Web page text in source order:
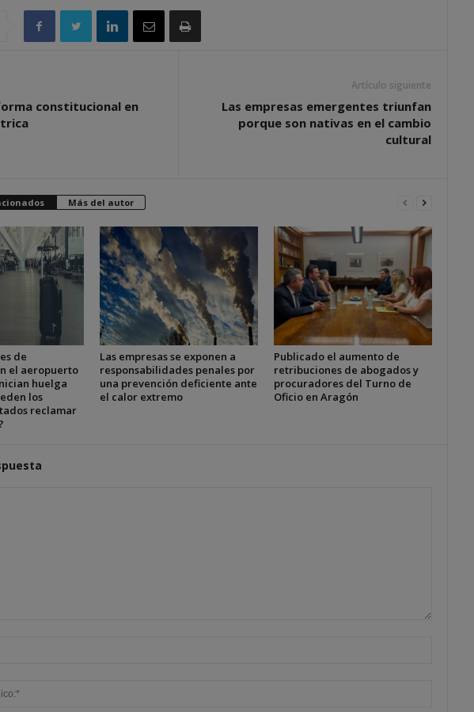
constitucional en
Artículo siguiente
Las empresas emergentes triunfan
porque son nativas en el cambio
cultural
Más del autor
de
el aeropuerto
huelga
los
reclamar
Las empresas se exponen a
responsabilidades penales por
una prevención deficiente ante
el calor extremo
Publicado el aumento de
retribuciones de abogados y
procuradores del Turno de
Oficio en Aragón